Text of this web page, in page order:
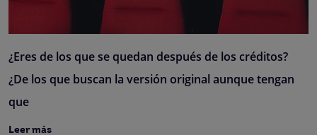
¿Eres de los que se quedan después de los créditos?
¿De los que buscan la versión original aunque tengan
que
Leer más